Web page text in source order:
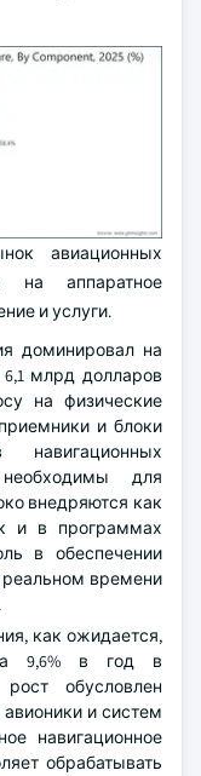
авиационных
на аппаратное
и услуги.
доминировал на
млрд долларов
на физические
и блоки
для
внедряются как
и в программах
в обеспечении
реальном времени
как ожидается,
9,6% в год в
обусловлен
и систем
навигационное
обрабатывать